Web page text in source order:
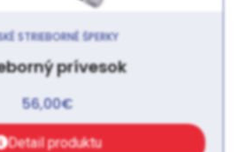
STRIEBORNÉ ŠPERKY
prívesok
56,00€
Detail produktu